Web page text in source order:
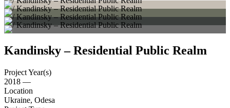
Kandinsky – Residential Public Realm
Project Year(s)
2018 —
Location
Ukraine, Odesa